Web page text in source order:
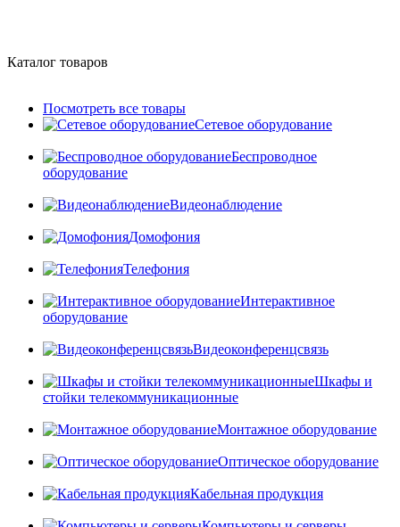
Каталог товаров
Посмотреть все товары
Сетевое оборудование
Беспроводное
оборудование
Видеонаблюдение
Домофония
Телефония
Интерактивное
оборудование
Видеоконференцсвязь
Шкафы и
стойки телекоммуникационные
Монтажное оборудование
Оптическое оборудование
Кабельная продукция